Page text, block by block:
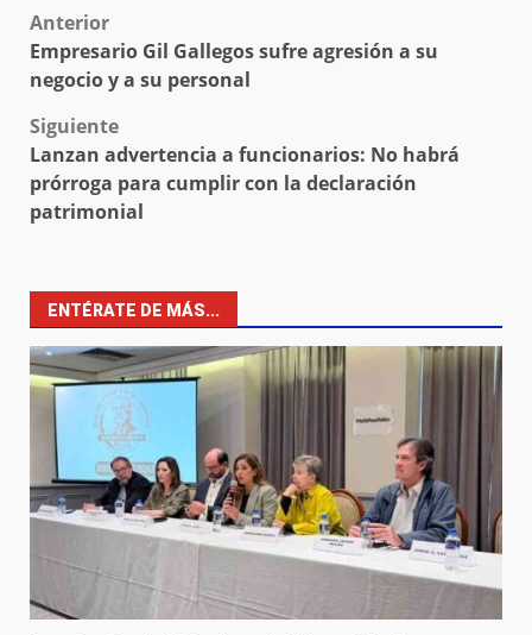
Post
navigation
Anterior
Empresario Gil Gallegos sufre agresión a su
negocio y a su personal
Siguiente
Lanzan advertencia a funcionarios: No habrá
prórroga para cumplir con la declaración
patrimonial
ENTÉRATE DE MÁS...